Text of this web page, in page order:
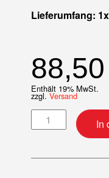
Lieferumfang:
88,50
Enthält 19% MwSt.
zzgl. Versand
Ventil In